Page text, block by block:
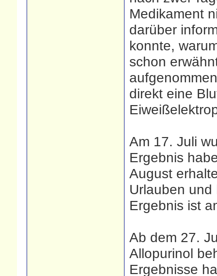
Medikament
darüber
konnte,
schon
direkt eine
Am 17. Juli
Ergebnis
August
Urlauben und
Ergebnis ist
Ab dem 27.
Allopurinol
Ergebnisse